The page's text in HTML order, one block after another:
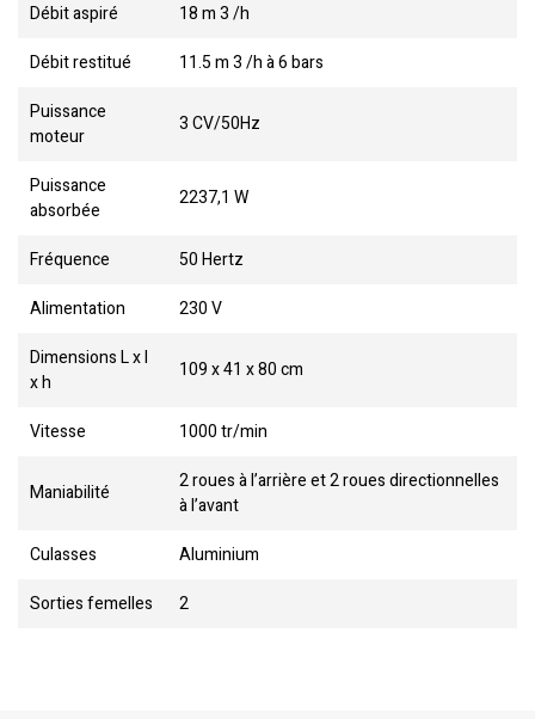
Débit aspiré
18 m 3 /h
Débit restitué
11.5 m 3 /h à 6 bars
Puissance
moteur
3 CV/50Hz
Puissance
absorbée
2237,1 W
Fréquence
50 Hertz
Alimentation
230 V
Dimensions L x l
x h
109 x 41 x 80 cm
Vitesse 1000 tr/min
Maniabilité
2 roues à l’arrière et 2 roues directionnelles
à l’avant
Culasses
Aluminium
Sorties femelles
2